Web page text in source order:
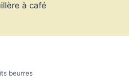
à café
beurres